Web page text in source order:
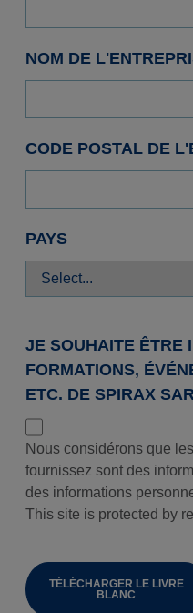
NOM DE
CODE POSTAL DE
PAYS
JE SOUHAITE ÊTRE
FORMATIONS,
ETC. DE SPIRAX
Nous considérons que
fournissez sont des
des informations
This site is protected by
TÉLÉCHARGER LE LIVRE
BLANC